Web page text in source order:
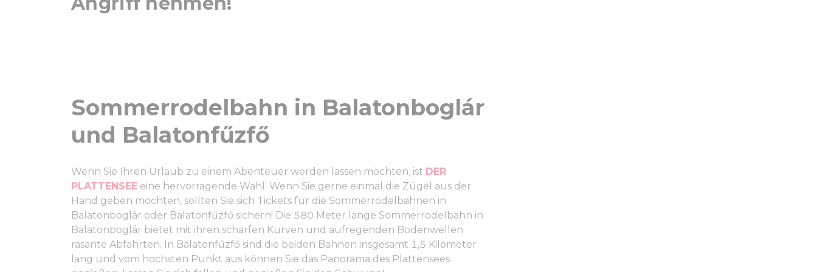
Sommerrodelbahn in Balatonboglár
und Balatonfűzfő
Wenn Sie Ihren Urlaub zu einem Abenteuer werden lassen möchten, ist DER
PLATTENSEE eine hervorragende Wahl. Wenn Sie gerne einmal die Zügel aus der
Hand geben möchten, sollten Sie sich Tickets für die Sommerrodelbahnen in
Balatonboglár oder Balatonfűzfő sichern! Die 580 Meter lange Sommerrodelbahn in
Balatonboglár bietet mit ihren scharfen Kurven und aufregenden Bodenwellen
rasante Abfahrten. In Balatonfűzfő sind die beiden Bahnen insgesamt 1,5 Kilometer
lang und vom höchsten Punkt aus können Sie das Panorama des Plattensees